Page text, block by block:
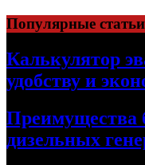
Skip
to
content
Популярные статьи
Калькулятор
удобству и
Преимущества
дизельных